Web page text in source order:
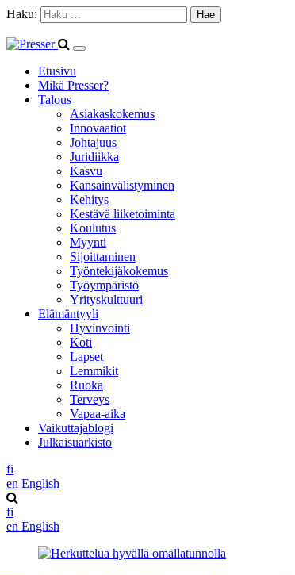
Haku:
Etusivu
Mikä Presser?
Talous
Asiakaskokemus
Innovaatiot
Johtajuus
Juridiikka
Kasvu
Kansainvälistyminen
Kehitys
Kestävä liiketoiminta
Koulutus
Myynti
Sijoittaminen
Työntekijäkokemus
Työympäristö
Yrityskulttuuri
Elämäntyyli
Hyvinvointi
Koti
Lapset
Lemmikit
Ruoka
Terveys
Vapaa-aika
Vaikuttajablogi
Julkaisuarkisto
fi
en English
fi
en English